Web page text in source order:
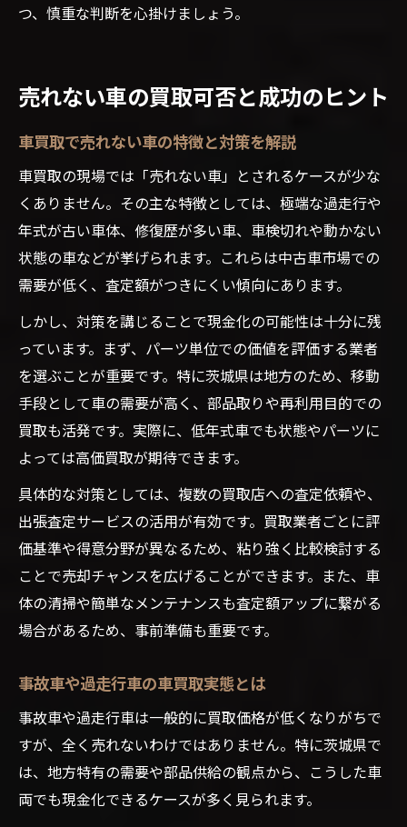
つ、慎重な判断を心掛けましょう。
売れない車の買取可否と成功のヒント
車買取で売れない車の特徴と対策を解説
車買取の現場では「売れない車」とされるケースが少な
くありません。その主な特徴としては、極端な過走行や
年式が古い車体、修復歴が多い車、車検切れや動かない
状態の車などが挙げられます。これらは中古車市場での
需要が低く、査定額がつきにくい傾向にあります。
しかし、対策を講じることで現金化の可能性は十分に残
っています。まず、パーツ単位での価値を評価する業者
を選ぶことが重要です。特に茨城県は地方のため、移動
手段として車の需要が高く、部品取りや再利用目的での
買取も活発です。実際に、低年式車でも状態やパーツに
よっては高価買取が期待できます。
具体的な対策としては、複数の買取店への査定依頼や、
出張査定サービスの活用が有効です。買取業者ごとに評
価基準や得意分野が異なるため、粘り強く比較検討する
ことで売却チャンスを広げることができます。また、車
体の清掃や簡単なメンテナンスも査定額アップに繋がる
場合があるため、事前準備も重要です。
事故車や過走行車の車買取実態とは
事故車や過走行車は一般的に買取価格が低くなりがちで
すが、全く売れないわけではありません。特に茨城県で
は、地方特有の需要や部品供給の観点から、こうした車
両でも現金化できるケースが多く見られます。